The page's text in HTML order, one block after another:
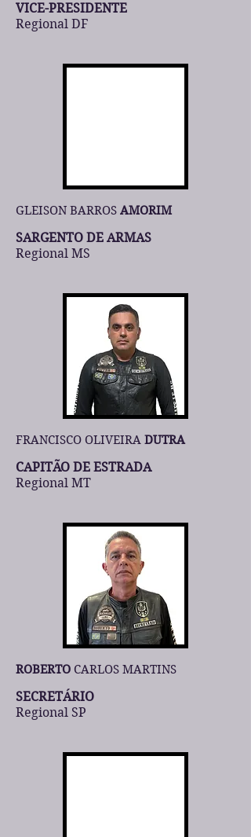
VICE-PRESIDENTE
Regional DF
GLEISON BARROS AMORIM
SARGENTO DE ARMAS
Regional MS
FRANCISCO OLIVEIRA DUTRA
CAPITÃO DE ESTRADA
Regional MT
ROBERTO CARLOS MARTINS
SECRETÁRIO
Regional SP